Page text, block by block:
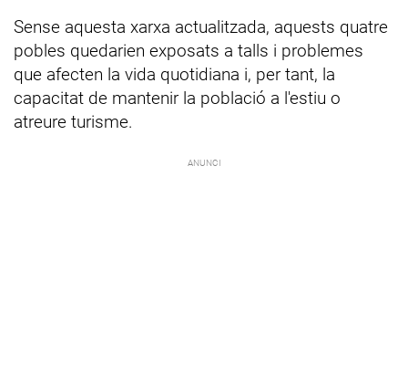
Sense aquesta xarxa actualitzada, aquests quatre
pobles quedarien exposats a talls i problemes
que afecten la vida quotidiana i, per tant, la
capacitat de mantenir la població a l'estiu o
atreure turisme.